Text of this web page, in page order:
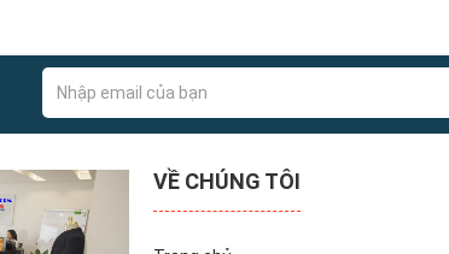
VỀ CHÚNG TÔI